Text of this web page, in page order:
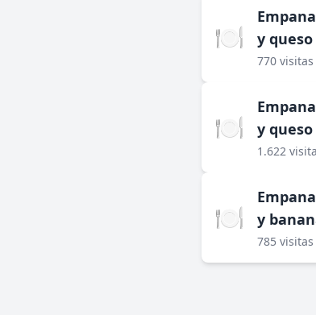
🍽️
y queso
770 visitas
🍽️
y queso
1.622
🍽️
y
785 visitas